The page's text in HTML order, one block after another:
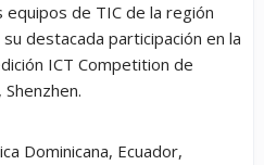
equipos de TIC de la región
destacada participación en la
ICT Competition de
Dominicana, Ecuador,